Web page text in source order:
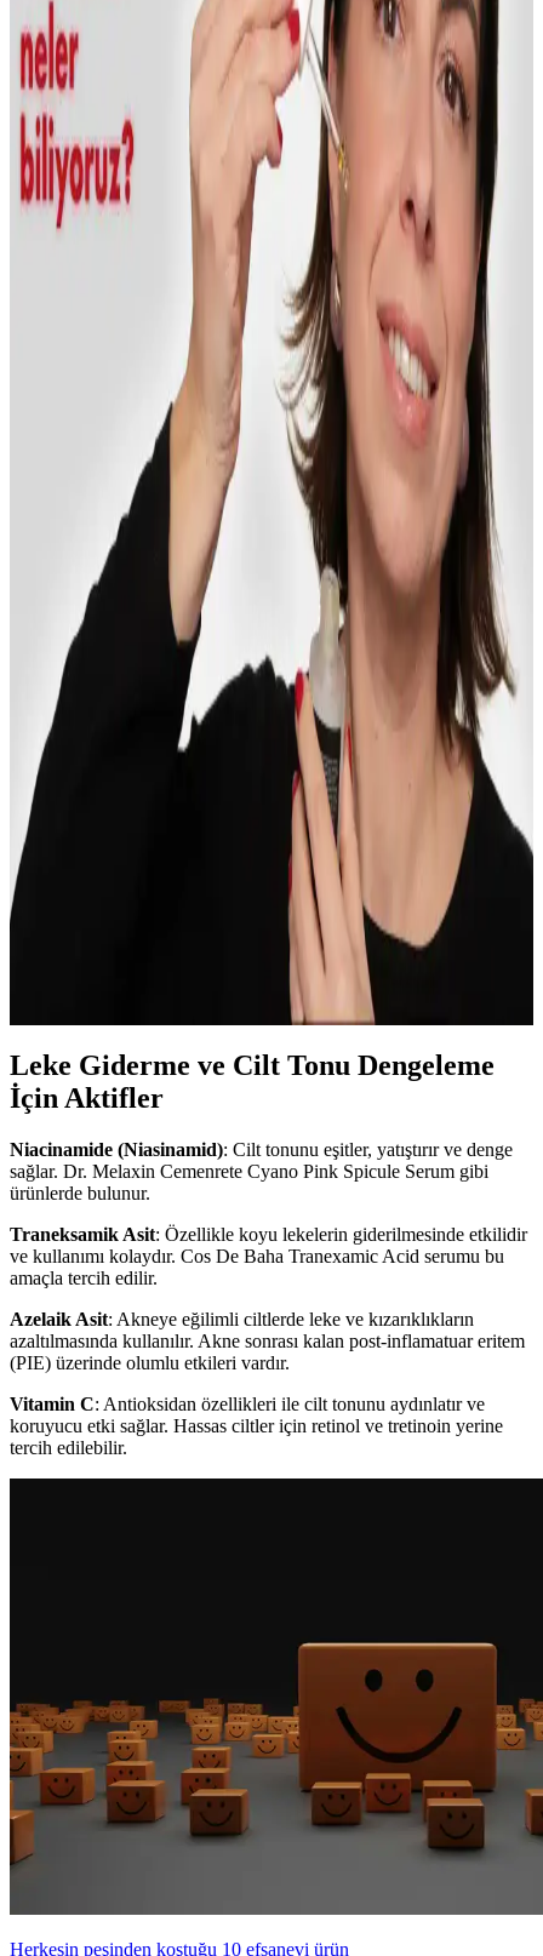
Kuvars Kalp Gua Sha Masaj Seti Özellikleri ve
Faydaları
İLTERUS'un doğal taşlardan oluşan yüz masaj seti, yüz
şekillendirme, rahatlatma ve enerji dengeleme sağlar. Yeşim ve
pembe kuvars taşlarıyla cilt sağlığını destekler, estetik ve fonksiyonel
tasarımıyla dikkat çeker.
WOU World of Unique 2'li Ton Eşitleyici ve
Aydınlatıcı Güneş Kremi İncelemesi ve Özellikleri
WOU World of Unique 2'li güneş kremi, SPF 50+ koruma, ton
eşitleme ve aydınlatıcı etkileriyle cilt sağlığını destekler, suya
dayanıklıdır ve doğal görünüm sağlar.
Sabah Nemlendirmede Günlük Sheet Mask ve Toner
Katmanlama Yöntemlerinin Karşılaştırması
Sabah cilt bakımında sheet mask ve toner katmanlama yöntemleri
nemlendirme açısından farklı avantajlar sunar. Sheet mask pratik ve
yoğun nem sağlarken, toner katmanlama sürdürülebilir ve ekonomik
Phytoflora Masaj Başlıklı Inceltici Selülit ve Çatlak
Jeli İncelemesi ve Kullanım Rehberi
Phytoflora'nın selülit ve çatlak giderici jeli, doğal içerikleri ve pratik
kullanımıyla cilt görünümünü iyileştirir. Düzenli kullanımda gözle
görülür sonuçlar sağlar.
Makyajınızı Geliştirmek İçin Temel Teknikler ve
Ürün Seçimi Rehberi
Makyajda cilt hazırlığı, aydınlatıcı, kontür ve doğru ürün seçimi gibi
tekniklerle doğal ve etkileyici görünüm elde etmek mümkündür.
Uygulama yöntemleri ve ürün kalitesi makyajın kalıcılığını artırır.
Jennifer Myers ve Retinol ile Tretinoin
Kullanımında Bilgilendirici YouTube İçerikleri
Jennifer Myers, retinol ve tretinoin hakkında sakin ve etkileyici
anlatımıyla kapsamlı bilgiler sunar. Videoları, cilt yenilenmesi ve
yaşlanma karşıtı etkileri detaylandırır.
Leke Giderme ve Cilt Tonu Dengeleme
İçin Aktifler
Niacinamide (Niasinamid): Cilt tonunu eşitler, yatıştırır ve denge
sağlar. Dr. Melaxin Cemenrete Cyano Pink Spicule Serum gibi
ürünlerde bulunur.
Traneksamik Asit: Özellikle koyu lekelerin giderilmesinde etkilidir
ve kullanımı kolaydır. Cos De Baha Tranexamic Acid serumu bu
amaçla tercih edilir.
Azelaik Asit: Akneye eğilimli ciltlerde leke ve kızarıklıkların
azaltılmasında kullanılır. Akne sonrası kalan post-inflamatuar eritem
(PIE) üzerinde olumlu etkileri vardır.
Vitamin C: Antioksidan özellikleri ile cilt tonunu aydınlatır ve
koruyucu etki sağlar. Hassas ciltler için retinol ve tretinoin yerine
tercih edilebilir.
Herkesin peşinden koştuğu 10 efsanevi ürün